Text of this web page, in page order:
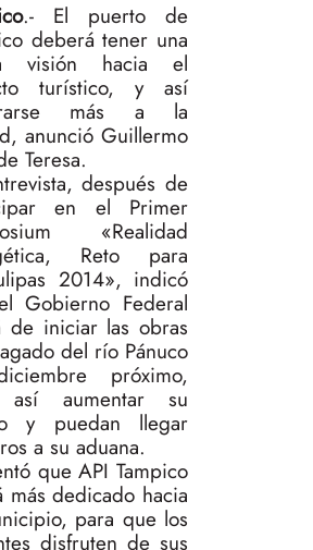
.- El puerto de
deberá tener una
visión hacia el
turístico, y así
más a la
anunció Guillermo
Teresa.
después de
en el Primer
«Realidad
Reto para
2014», indicó
Gobierno Federal
de iniciar las obras
del río Pánuco
próximo,
así aumentar su
y puedan llegar
a su aduana.
que API Tampico
más dedicado hacia
para que los
disfruten de sus